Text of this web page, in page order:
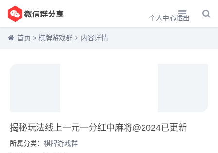
个人中心退出
首页 > 棋牌游戏群 内容详情
揭秘玩法线上一元一分红中麻将@2024已更新
所属分类： 棋牌游戏群